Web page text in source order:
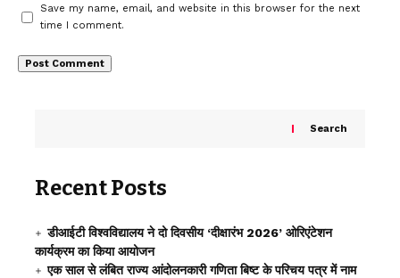
Save my name, email, and website in this browser for the next
time I comment.
Search
Recent Posts
डीआईटी विश्वविद्यालय ने दो दिवसीय ‘दीक्षारंभ 2026’ ओरिएंटेशन
कार्यक्रम का किया आयोजन
एक साल से लंबित राज्य आंदोलनकारी गणिता बिष्ट के परिचय पत्र में नाम